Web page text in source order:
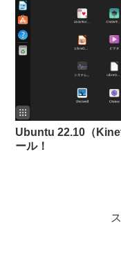
Ubuntu 22.10（
ール！